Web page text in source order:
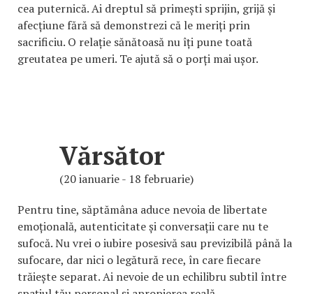
cea puternică. Ai dreptul să primești sprijin, grijă și
afecțiune fără să demonstrezi că le meriți prin
sacrificiu. O relație sănătoasă nu îți pune toată
greutatea pe umeri. Te ajută să o porți mai ușor.
Vărsător
(20 ianuarie - 18 februarie)
Pentru tine, săptămâna aduce nevoia de libertate
emoțională, autenticitate și conversații care nu te
sufocă. Nu vrei o iubire posesivă sau previzibilă până la
sufocare, dar nici o legătură rece, în care fiecare
trăiește separat. Ai nevoie de un echilibru subtil între